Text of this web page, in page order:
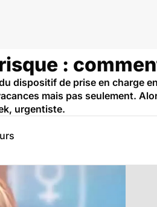
:
dispositif de prise en charge
mais pas seulement.
urgentiste.